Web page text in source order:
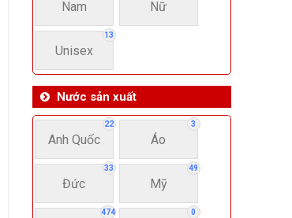
Nam Nữ
13
Unisex
Nước sản xuất
22
Anh Quốc
3
Áo
33
Đức
49
Mỹ
474 0